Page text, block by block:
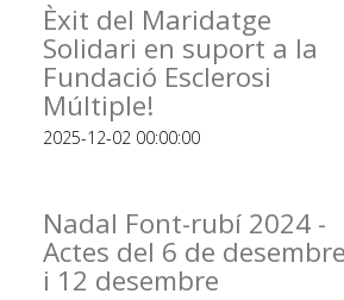
Èxit del Maridatge
Solidari en suport a la
Fundació Esclerosi
Múltiple!
2025-12-02 00:00:00
Nadal Font-rubí 2024 -
Actes del 6 de
i 12 desembre